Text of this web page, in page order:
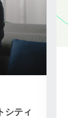
シティ